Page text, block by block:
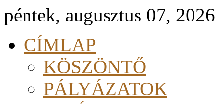
péntek, augusztus 07, 2026
CÍMLAP
KÖSZÖNTŐ
PÁLYÁZATOK